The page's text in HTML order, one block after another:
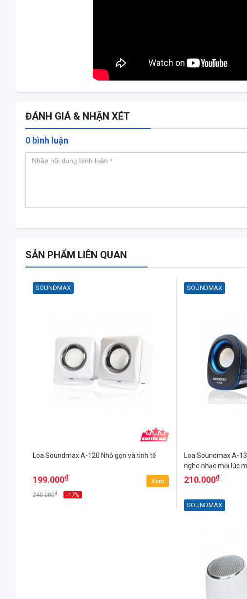
ĐÁNH GIÁ & NHẬN XÉT
0 bình luận
SẢN PHẨM LIÊN QUAN
SOUNDMAX
Loa Soundmax A-120 Nhỏ gọn và tinh tế
199.000₫
240.000₫ -17%
Xem
SOUNDMAX
Loa Soundmax A-
nghe nhạc mọi lúc
210.000₫
SOUNDMAX